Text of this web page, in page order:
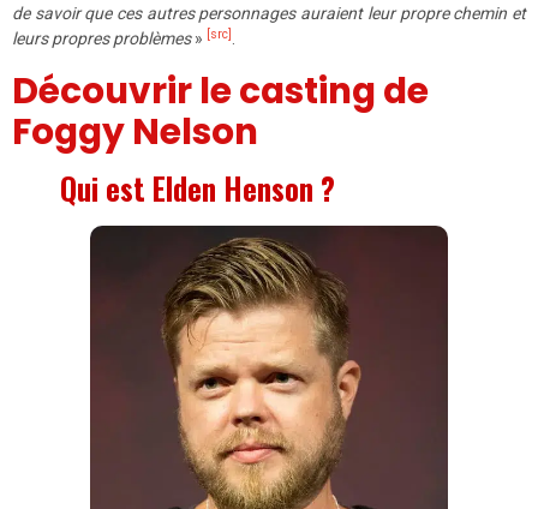
de savoir que ces autres personnages auraient leur propre chemin et
leurs propres problèmes» [src]
Découvrir le casting de
Foggy Nelson
Qui est Elden Henson ?